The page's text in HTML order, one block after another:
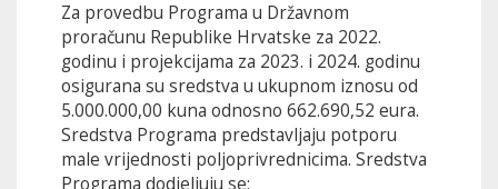
Za provedbu Programa u Državnom
proračunu Republike Hrvatske za 2022.
godinu i projekcijama za 2023. i 2024. godinu
osigurana su sredstva u ukupnom iznosu od
5.000.000,00 kuna odnosno 662.690,52 eura.
Sredstva Programa predstavljaju potporu
male vrijednosti poljoprivrednicima. Sredstva
Programa dodjeljuju se: